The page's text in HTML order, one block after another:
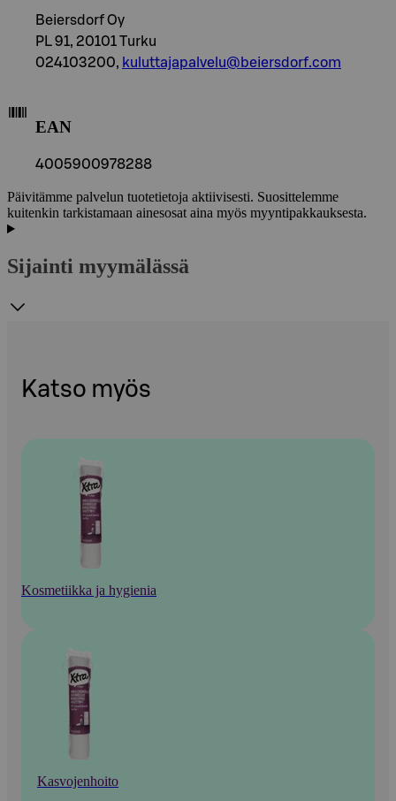
Beiersdorf Oy
PL 91, 20101 Turku
024103200, kuluttajapalvelu@beiersdorf.com
EAN
4005900978288
Päivitämme palvelun tuotetietoja aktiivisesti. Suosittelemme
kuitenkin tarkistamaan ainesosat aina myös myyntipakkauksesta.
Sijainti myymälässä
Katso myös
Kosmetiikka ja hygienia
Kasvojenhoito